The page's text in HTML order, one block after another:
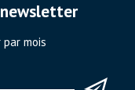
mois